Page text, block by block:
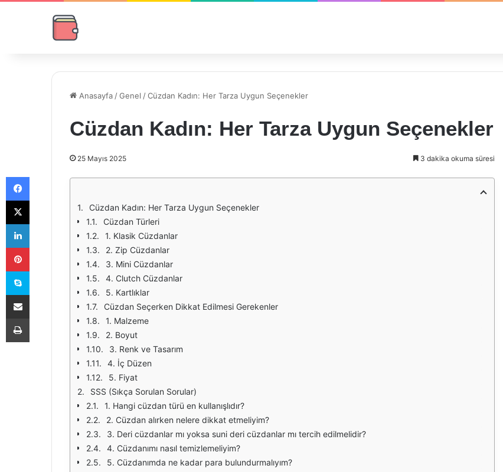
Anasayfa /Genel /Cüzdan Kadın: Her Tarza Uygun Seçenekler
Cüzdan Kadın: Her Tarza Uygun Seçenekler
25 Mayıs 2025 3 dakika okuma süresi
Cüzdan Kadın: Her Tarza Uygun Seçenekler
Cüzdan Türleri
1. Klasik Cüzdanlar
2. Zip Cüzdanlar
3. Mini Cüzdanlar
4. Clutch Cüzdanlar
5. Kartlıklar
Cüzdan Seçerken Dikkat Edilmesi Gerekenler
1. Malzeme
2. Boyut
3. Renk ve Tasarım
4. İç Düzen
5. Fiyat
SSS (Sıkça Sorulan Sorular)
1. Hangi cüzdan türü en kullanışlıdır?
2. Cüzdan alırken nelere dikkat etmeliyim?
3. Deri cüzdanlar mı yoksa suni deri cüzdanlar mı tercih edilmelidir?
4. Cüzdanımı nasıl temizlemeliyim?
5. Cüzdanımda ne kadar para bulundurmalıyım?
Facebook
X
LinkedIn
Pinterest
Skype
E-Posta ile paylaş